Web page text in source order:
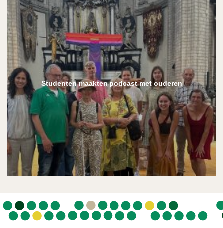
Studenten maakten podcast met ouderen